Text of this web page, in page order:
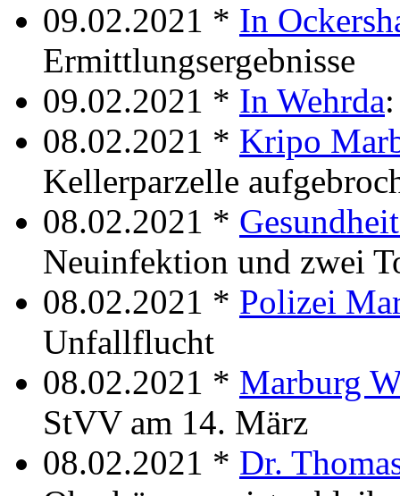
09.02.2021 * In
Ermittlungsergebnisse
09.02.2021 * In Wehrda
08.02.2021 * Kripo
Kellerparzelle
08.02.2021 *
Neuinfektion und zwei
08.02.2021 * Polizei
Unfallflucht
08.02.2021 * Marburg
StVV am 14. März
08.02.2021 * Dr.